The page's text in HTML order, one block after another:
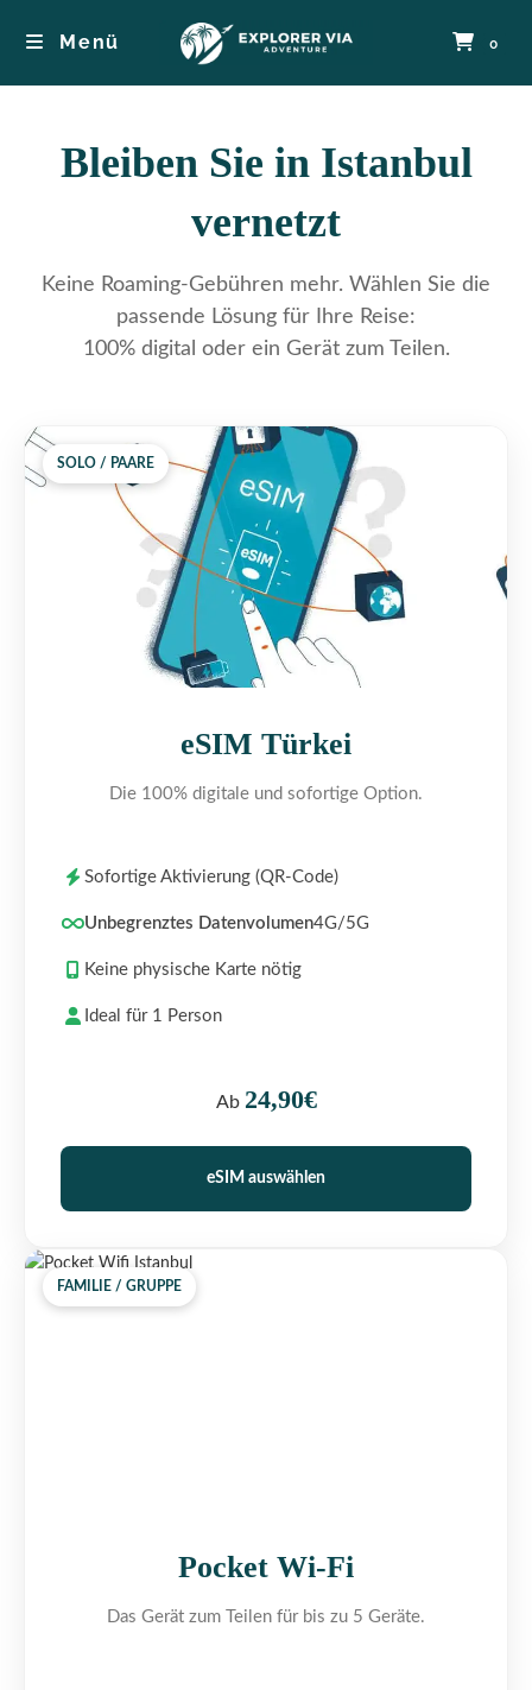
Menü 0
Bleiben Sie in Istanbul
vernetzt
Keine Roaming-Gebühren mehr. Wählen Sie die
passende Lösung für Ihre Reise:
100% digital oder ein Gerät zum Teilen.
SOLO / PAARE
eSIM Türkei
Die 100% digitale und sofortige Option.
Sofortige Aktivierung (QR-Code)
Unbegrenztes Datenvolumen4G/5G
Keine physische Karte nötig
Ideal für 1 Person
Ab 24,90€
eSIM auswählen
FAMILIE / GRUPPE
Pocket Wi-Fi
Das Gerät zum Teilen für bis zu 5 Geräte.